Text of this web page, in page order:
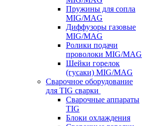
Пружины для сопла
MIG/MAG
Диффузоры газовые
MIG/MAG
Ролики подачи
проволоки MIG/MAG
Шейки горелок
(гусаки) MIG/MAG
Сварочное оборудование
для TIG сварки
Сварочные аппараты
TIG
Блоки охлаждения